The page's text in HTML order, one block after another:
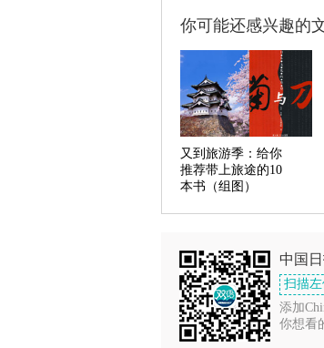
你可能还感兴趣的
又到旅游季：给你
推荐带上旅途的10
本书（组图）
中国
扫描
添加
你想看